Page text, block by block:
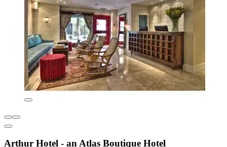
Arthur Hotel - an Atlas Boutique Hotel